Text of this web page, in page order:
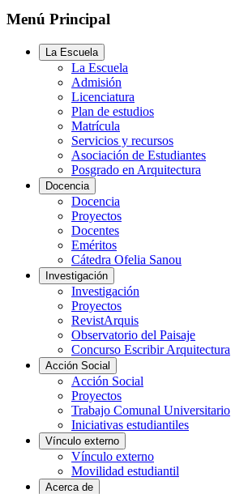
Menú Principal
La Escuela
La Escuela
Admisión
Licenciatura
Plan de estudios
Matrícula
Servicios y recursos
Asociación de Estudiantes
Posgrado en Arquitectura
Docencia
Docencia
Proyectos
Docentes
Eméritos
Cátedra Ofelia Sanou
Investigación
Investigación
Proyectos
RevistArquis
Observatorio del Paisaje
Concurso Escribir Arquitectura
Acción Social
Acción Social
Proyectos
Trabajo Comunal Universitario
Iniciativas estudiantiles
Vínculo externo
Vínculo externo
Movilidad estudiantil
Acerca de